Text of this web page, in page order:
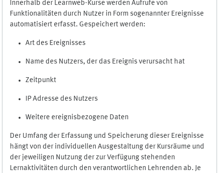
Innerhalb der Learnweb-Kurse werden Aufrufe von
Funktionalitäten durch Nutzer in Form sogenannter Ereignisse
automatisiert erfasst. Gespeichert werden:
Art des Ereignisses
Name des Nutzers, der das Ereignis verursacht hat
Zeitpunkt
IP Adresse des Nutzers
Weitere ereignisbezogene Daten
Der Umfang der Erfassung und Speicherung dieser Ereignisse
hängt von der individuellen Ausgestaltung der Kursräume und
der jeweiligen Nutzung der zur Verfügung stehenden
Lernaktivitäten durch den verantwortlichen Lehrenden ab. Je